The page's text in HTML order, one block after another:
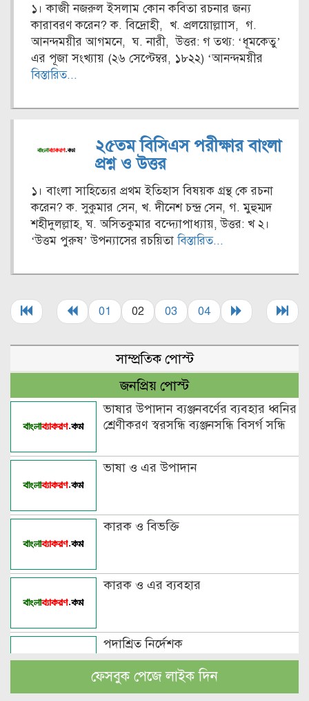
১। কাজী নজরুল ইসলাম কোন কবিতা রচনার জন্য
কারাবরণ করেন? ক. বিদ্রোহী, খ. প্রলয়োল্লাাস, গ.
আনন্দময়ীর আগমনে, ঘ. নারী, উত্তর: গ তথ্য: ‘ধূমকেতু’
এর পূজা সংখ্যায় (২৬ সেপ্টেম্বর, ১৮২২) ‘আনন্দময়ীর
বিস্তারিত...
২৫তম বিসিএস পরীক্ষার বাংলা
প্রশ্ন ও উত্তর
১। বাংলা সাহিত্যের প্রথম ইতিহাস বিষয়ক গ্রন্থ কে রচনা
করেন? ক. সুকুমার সেন, খ. দীনেশ চন্দ্র সেন, গ. মুহুম্মদ
শহীদুলল্লাহ, ঘ. অসিতকুমার বন্দ্যোপাধ্যায়, উত্তর: খ ২।
‘উত্তম পুরুষ’ উপন্যাসের রচয়িতাবিস্তারিত...
01 02 03 04
সাম্প্রতিক পোস্ট
জনপ্রিয় পোস্ট
ভাষার উপাদান ব্যঞ্জনবর্ণের ব্যবহার ধ্বনির
শ্রেণীকরণ স্বরসন্ধি ব্যঞ্জনসন্ধি বিসর্গ সন্ধি
ভাষা ও এর উপাদান
কারক ও বিভক্তি
কারক ও এর ব্যবহার
পদাশ্রিত নির্দেশক
ফেসবুক পেজে লাইক দিন